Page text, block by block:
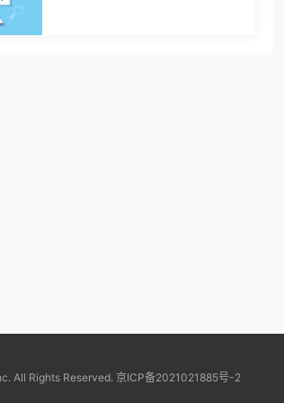
All Rights Reserved. 京ICP备2021021885号-2